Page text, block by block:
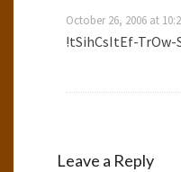
October 26, 2006 at
!tSihCsItEf-TrOw-
Leave a Reply